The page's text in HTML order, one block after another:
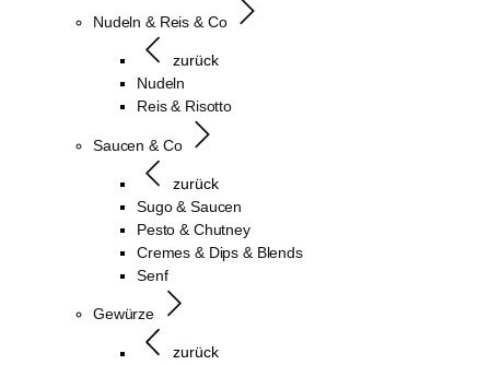
Nudeln & Reis & Co
zurück
Nudeln
Reis & Risotto
Saucen & Co
zurück
Sugo & Saucen
Pesto & Chutney
Cremes & Dips & Blends
Senf
Gewürze
zurück